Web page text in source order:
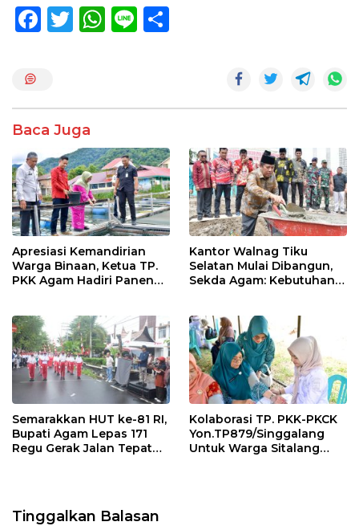
F
o
o
k
T W
p
p
Li
Baca Juga
Apresiasi Kemandirian
Warga Binaan, Ketua TP.
PKK Agam Hadiri Panen
Kantor Walnag Tiku
Selatan Mulai Dibangun,
Sekda Agam: Kebutuhan
Semarakkan HUT ke-81 RI,
Bupati Agam Lepas 171
Regu Gerak Jalan Tepat
Kolaborasi TP. PKK-PKCK
Yon.TP879/Singgalang
Untuk Warga Sitalang
Tinggalkan Balasan